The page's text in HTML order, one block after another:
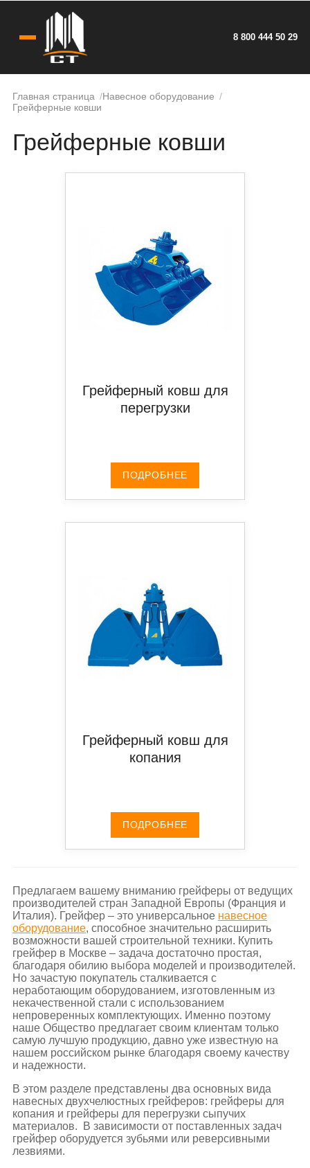
8 800 444 50 29
Главная страница
Навесное оборудование
Грейферные ковши
Грейферные ковши
Грейферный ковш для
перегрузки
ПОДРОБНЕЕ
Грейферный ковш для
копания
ПОДРОБНЕЕ
Предлагаем вашему вниманию грейферы от ведущих
производителей стран Западной Европы (Франция и
Италия). Грейфер – это универсальное навесное
оборудование, способное значительно расширить
возможности вашей строительной техники. Купить
грейфер в Москве – задача достаточно простая,
благодаря обилию выбора моделей и производителей.
Но зачастую покупатель сталкивается с
неработающим оборудованием, изготовленным из
некачественной стали с использованием
непроверенных комплектующих. Именно поэтому
наше Общество предлагает своим клиентам только
самую лучшую продукцию, давно уже известную на
нашем российском рынке благодаря своему качеству
и надежности.
В этом разделе представлены два основных вида
навесных двухчелюстных грейферов: грейферы для
копания и грейферы для перегрузки сыпучих
материалов. В зависимости от поставленных задач
грейфер оборудуется зубьями или реверсивными
лезвиями.